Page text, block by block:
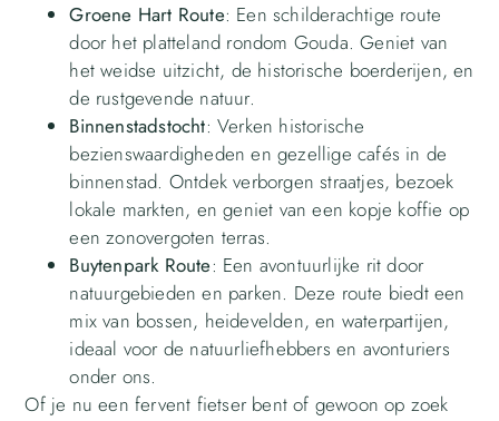
Groene Hart Route: Een schilderachtige route
door het platteland rondom Gouda. Geniet van
het weidse uitzicht, de historische boerderijen, en
de rustgevende natuur.
Binnenstadstocht: Verken historische
bezienswaardigheden en gezellige cafés in de
binnenstad. Ontdek verborgen straatjes, bezoek
lokale markten, en geniet van een kopje koffie op
een zonovergoten terras.
Buytenpark Route: Een avontuurlijke rit door
natuurgebieden en parken. Deze route biedt een
mix van bossen, heidevelden, en waterpartijen,
ideaal voor de natuurliefhebbers en avonturiers
onder ons.
Of je nu een fervent fietser bent of gewoon op zoek